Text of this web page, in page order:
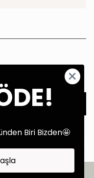
anında haberdar olun!
Pazarlama Ajansı:
Biri Bizden🤩